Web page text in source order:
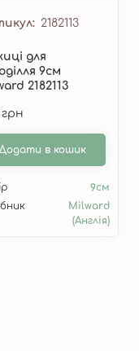
2182113
для
9см
2182113
Додати в кошик
9см
Milward
(Англія)